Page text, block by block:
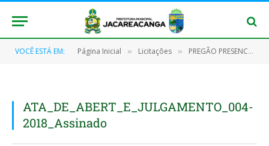
VOCÊ ESTÁ EM: Página Inicial » Licitações » PREGÃO PRESENCIAL Nº 004/2018 – PMJ
ATA_DE_ABERT_E_JULGAMENTO_004-
2018_Assinado